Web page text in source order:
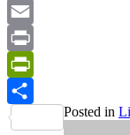
Yahoo
Mail
Email
Print
PrintFriendly
Share
Posted in